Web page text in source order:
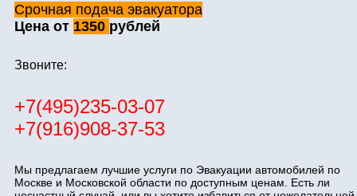
Срочная подача эвакуатора
Цена от 1350 рублей
Звоните:
+7(495)235-03-07
+7(916)908-37-53
Мы предлагаем лучшие услуги по Эвакуации автомобилей по
Москве и Московской области по доступным ценам. Есть ли